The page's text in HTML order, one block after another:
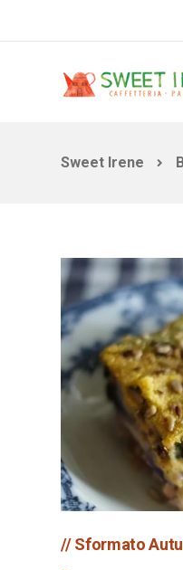
Sweet Irene
// Sformato